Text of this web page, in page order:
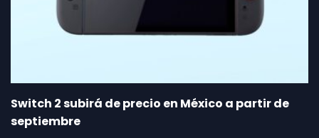
Switch 2 subirá de precio en México a partir de
septiembre